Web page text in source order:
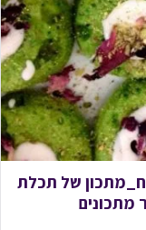
של תכלת